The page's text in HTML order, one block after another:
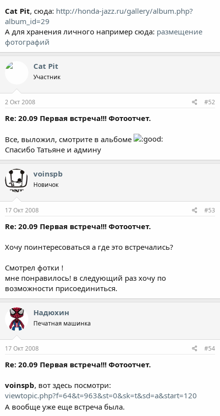
Cat Pit, сюда: http://honda-jazz.ru/gallery/album.php?
album_id=29
А для хранения личного например сюда: размещение
фотографий
Cat Pit
Участник
2 Окт 2008 #52
Re: 20.09 Первая встреча!!! Фотоотчет.
Все, выложил, смотрите в альбоме
Спасибо Татьяне и админу
voinspb
Новичок
17 Окт 2008 #53
Re: 20.09 Первая встреча!!! Фотоотчет.
Хочу поинтересоваться а где это встречались?
Смотрел фотки !
мне понравилось! в следующий раз хочу по
возможности присоединиться.
Надюхин
Печатная машинка
17 Окт 2008 #54
Re: 20.09 Первая встреча!!! Фотоотчет.
voinspb, вот здесь посмотри:
viewtopic.php?f=64&t=963&st=0&sk=t&sd=a&start=120
А вообще уже еще встреча была.